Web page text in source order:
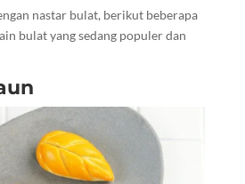
nastar bulat, berikut beberapa
bulat yang sedang populer dan